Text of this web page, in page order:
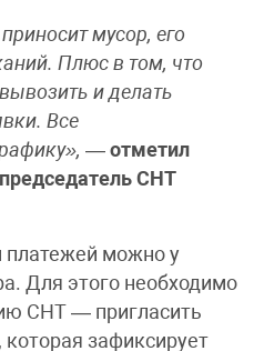
мусор, его
Плюс в том, что
и делать
Все
— отметил
СНТ
платежей можно у
Для этого необходимо
СНТ — пригласить
зафиксирует